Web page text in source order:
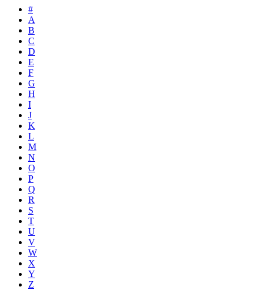
#
A
B
C
D
E
F
G
H
I
J
K
L
M
N
O
P
Q
R
S
T
U
V
W
X
Y
Z